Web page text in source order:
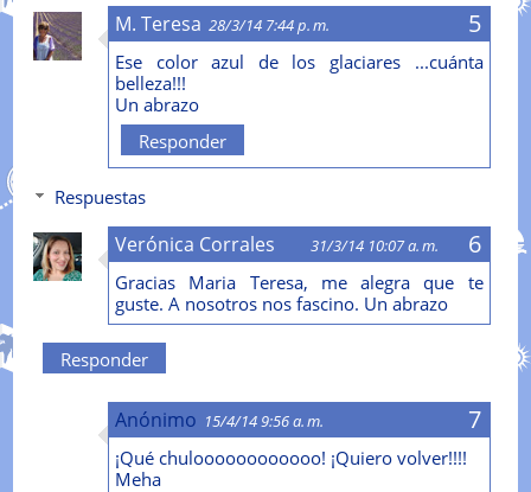
M. Teresa 28/3/14 7:44 p. m.
Ese color azul de los glaciares ...cuánta
belleza!!!
Un abrazo
Responder
Respuestas
Verónica Corrales 31/3/14 10:07 a. m.
Gracias Maria Teresa, me alegra que te
guste. A nosotros nos fascino. Un abrazo
Responder
Anónimo 15/4/14 9:56 a. m.
¡Qué chuloooooooooooo! ¡Quiero volver!!!!
Meha